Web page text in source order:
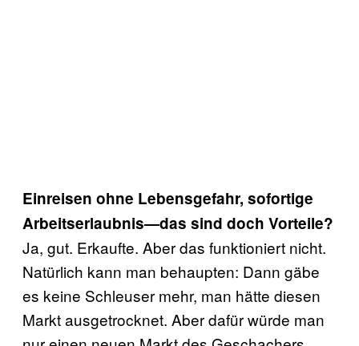
Einreisen ohne Lebensgefahr, sofortige
Arbeitserlaubnis—das sind doch Vorteile?
Ja, gut. Erkaufte. Aber das funktioniert nicht.
Natürlich kann man behaupten: Dann gäbe
es keine Schleuser mehr, man hätte diesen
Markt ausgetrocknet. Aber dafür würde man